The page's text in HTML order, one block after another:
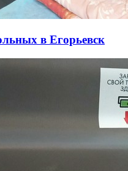
в Егорьевск